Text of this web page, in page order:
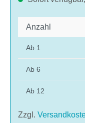
Anzahl
Ab 1
Ab 6
Ab 12
Zzgl.